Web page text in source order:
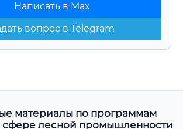
Написать в Max
вопрос в Telegram
материалы по программам
сфере лесной промышленности